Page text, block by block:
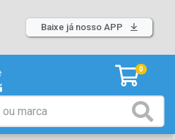
Baixe já nosso APP
0